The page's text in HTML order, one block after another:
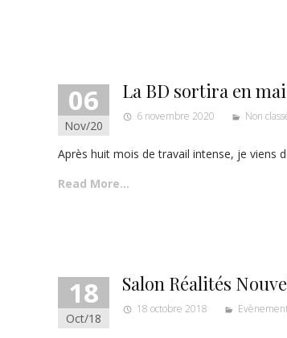
06
Nov/20
La BD sortira en
6 novembre 2020 Non
Après huit mois de travail intense, je viens
Read More…
18
Oct/18
Salon Réalités
18 octobre 2018